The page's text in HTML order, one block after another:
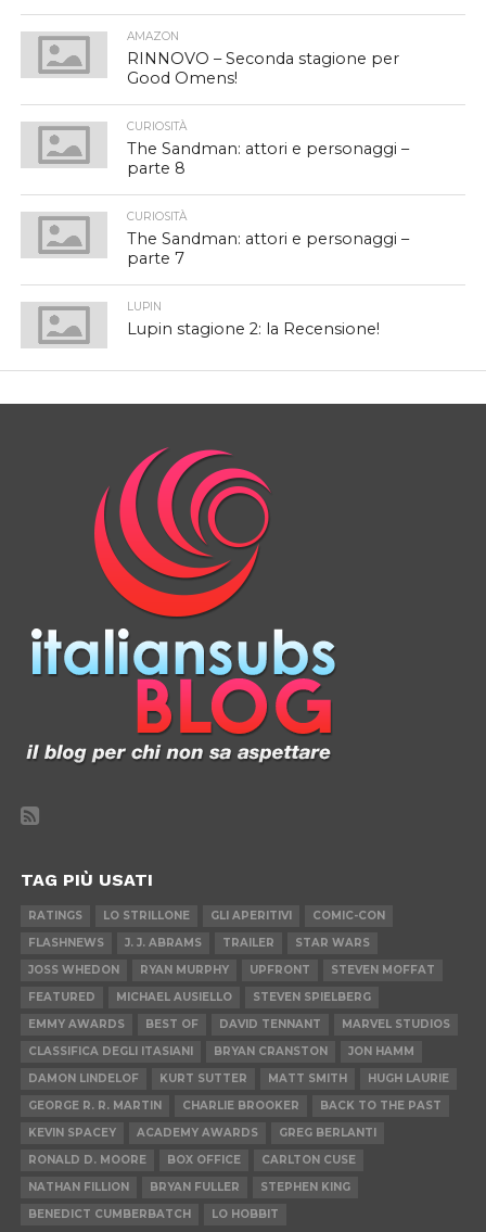
AMAZON
RINNOVO – Seconda stagione per
Good Omens!
CURIOSITÀ
The Sandman: attori e personaggi –
parte 8
CURIOSITÀ
The Sandman: attori e personaggi –
parte 7
LUPIN
Lupin stagione 2: la Recensione!
TAG PIÙ USATI
RATINGS LO STRILLONE GLI APERITIVI
COMIC-CON
FLASHNEWS
J. J. ABRAMS TRAILER
STAR WARS
JOSS WHEDON
RYAN MURPHY UPFRONT
STEVEN MOFFAT
FEATURED
MICHAEL AUSIELLO
STEVEN SPIELBERG
EMMY AWARDS
BEST OF DAVID TENNANT
MARVEL STUDIOS
CLASSIFICA DEGLI ITASIANI
BRYAN CRANSTON
JON HAMM
DAMON LINDELOF
KURT SUTTER MATT SMITH
HUGH LAURIE
GEORGE R. R. MARTIN
CHARLIE BROOKER
BACK TO THE PAST
KEVIN SPACEY
ACADEMY AWARDS
GREG BERLANTI
RONALD D. MOORE
BOX OFFICE
CARLTON CUSE
NATHAN FILLION
BRYAN FULLER
STEPHEN KING
BENEDICT CUMBERBATCH
LO HOBBIT